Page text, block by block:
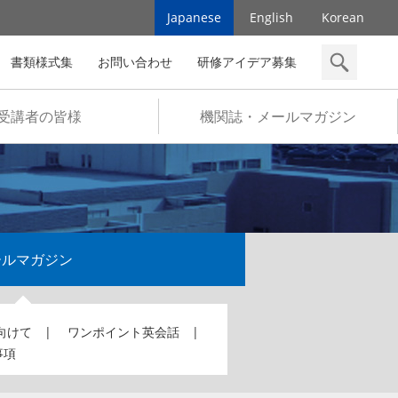
Japanese English Korean
講者の皆様 機関誌・メールマガジン
書類様式集 お問い合わせ 研修アイデア募集
マガジン
けて
ワンポイント英会話
項